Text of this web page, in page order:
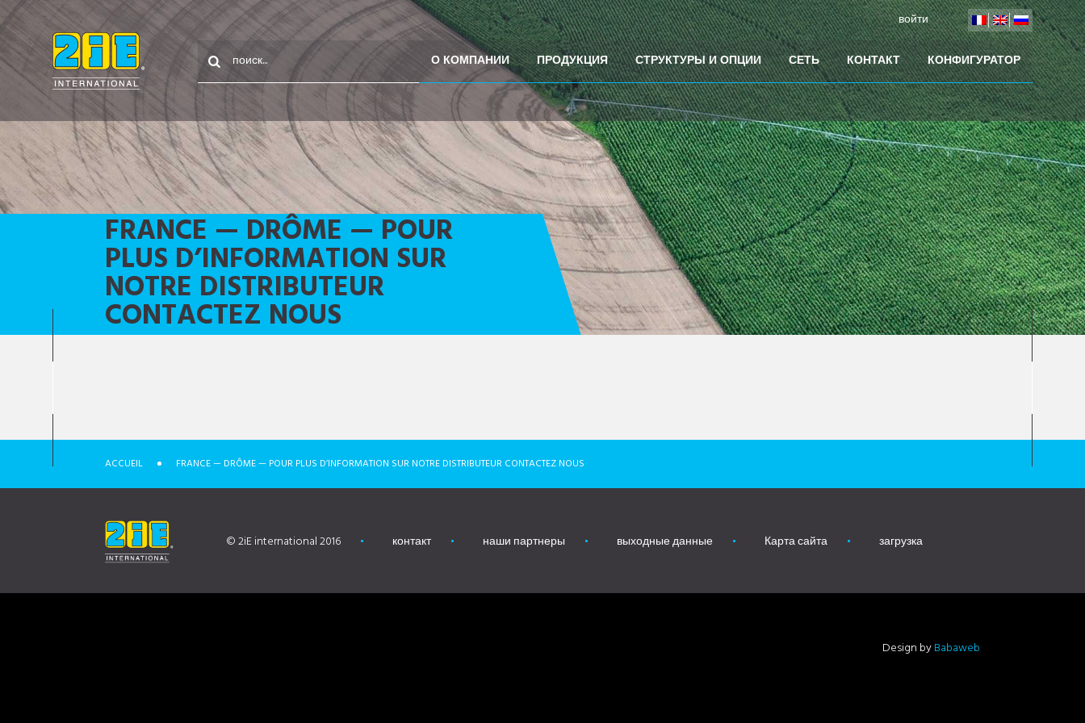
войти
О КОМПАНИИ ПРОДУКЦИЯ СТРУКТУРЫ И ОПЦИИ СЕТЬ КОНТАКТ КОНФИГУРАТОР
FRANCE — DRÔME — POUR
PLUS D’INFORMATION SUR
NOTRE DISTRIBUTEUR
CONTACTEZ NOUS
ACCUEIL FRANCE — DRÔME — POUR PLUS D’INFORMATION SUR NOTRE DISTRIBUTEUR CONTACTEZ NOUS
© 2iE international 2016 контакт наши партнеры выходные данные Карта сайта загрузка
Design byBabaweb